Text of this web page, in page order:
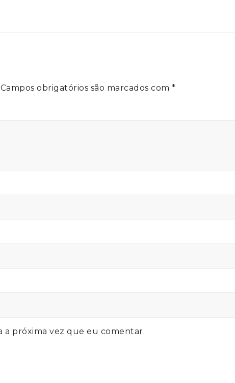
Campos obrigatórios são marcados com *
a próxima vez que eu comentar.